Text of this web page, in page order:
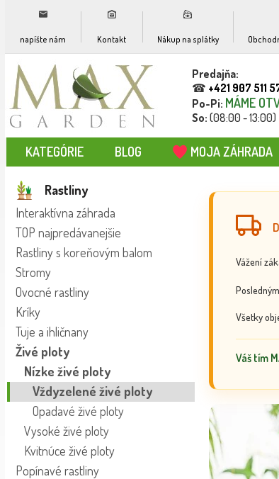
napíšte nám Kontakt Nákup na splátky
Predajňa:
☎ +421 907 511
Po-Pi: MÁME
So: (08:00 - 13:00)
KATEGÓRIE BLOG MOJA ZÁHRADA
Rastliny
Interaktívna záhrada
TOP najpredávanejšie
Rastliny s koreňovým balom
Stromy
Ovocné rastliny
Kríky
Tuje a ihličnany
Živé ploty
Nízke živé ploty
Vždyzelené živé ploty
Opadavé živé ploty
Vysoké živé ploty
Kvitnúce živé ploty
Popínavé rastliny
Vážení
Všetky
Váš tím